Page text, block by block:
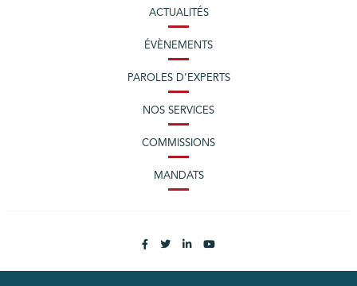
ACTUALITÉS
ÉVÈNEMENTS
PAROLES D’EXPERTS
NOS SERVICES
COMMISSIONS
MANDATS